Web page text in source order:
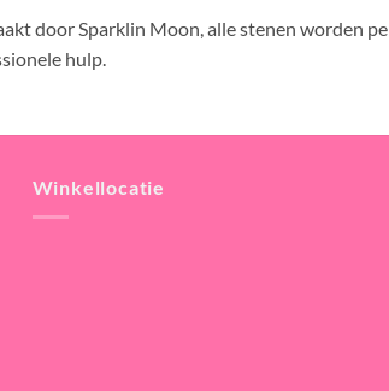
door Sparklin Moon, alle stenen worden
hulp.
Winkellocatie